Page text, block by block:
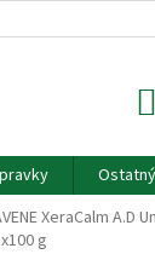
POMÔCOK A
XeraCalm A.D
g